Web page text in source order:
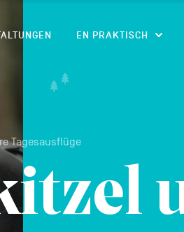
EN PRAKTISCH
Tagesausflüge